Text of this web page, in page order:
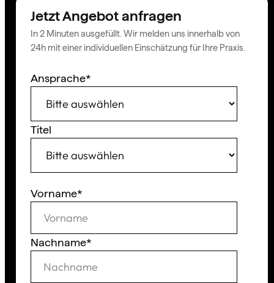
Jetzt Angebot anfragen
In 2 Minuten ausgefüllt. Wir melden uns innerhalb von
24h mit einer individuellen Einschätzung für Ihre Praxis.
Ansprache*
Titel
Vorname*
Nachname*